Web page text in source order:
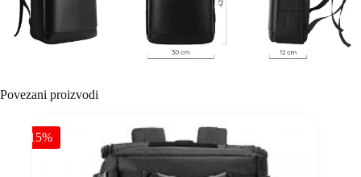
Povezani proizvodi
-15%